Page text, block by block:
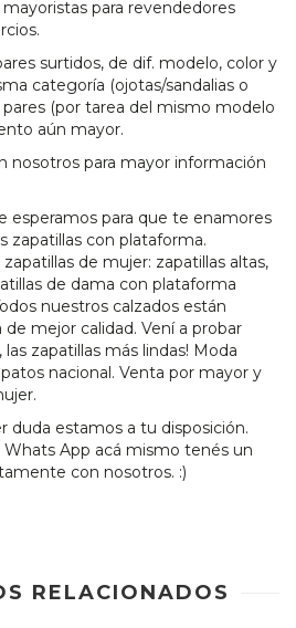
para revendedores
surtidos, de dif. modelo, color y
categoría (ojotas/sandalias o
pares (por tarea del mismo modelo
aún mayor.
nosotros para mayor información
esperamos para que te enamores
zapatillas con plataforma.
de mujer: zapatillas altas,
de dama con plataforma
nuestros calzados están
mejor calidad. Vení a probar
zapatillas más lindas! Moda
nacional. Venta por mayor y
duda estamos a tu disposición.
App acá mismo tenés un
con nosotros. :)
RELACIONADOS